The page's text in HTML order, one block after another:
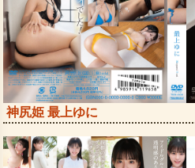
神尻姫 最上ゆに